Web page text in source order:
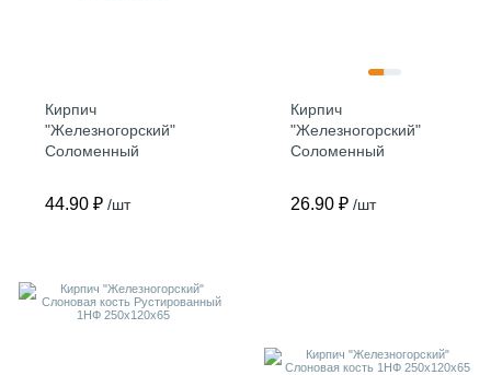
Кирпич
"Железногорский"
Соломенный
44.90 ₽ /шт
Кирпич
"Железногорский"
Соломенный
26.90 ₽ /шт